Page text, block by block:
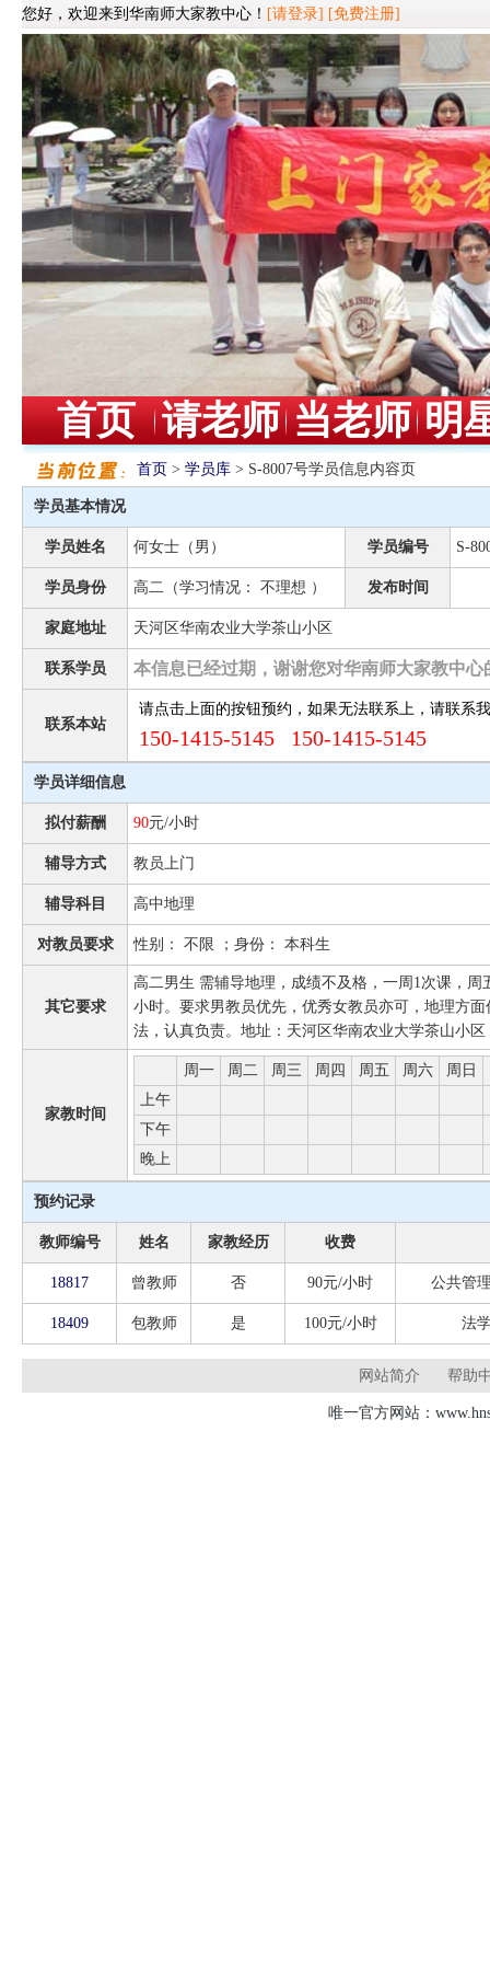
您好，欢迎来到华南师大家教中心！ [请登录] [免费注册]
首页 请老师 当老师 明
首页 > 学员库 > S-8007号学员信息内容页
学员基本情况
学员姓名 何女士（男） 学员编号 S-
学员身份 高二（学习情况： 不理想 ） 发布时间
家庭地址 天河区华南农业大学茶山小区
联系学员 本信息已经过期，谢谢您对华南师大家教中心
联系本站
请点击上面的按钮预约，如果无法联系上，请联系
150-1415-5145 150-1415-5145
学员详细信息
拟付薪酬 90元/小时
辅导方式 教员上门
辅导科目 高中地理
对教员要求 性别： 不限 ；身份： 本科生
其它要求
高二男生 需辅导地理，成绩不及格，一周1次课，周
小时。要求男教员优先，优秀女教员亦可，地理方
法，认真负责。地址：天河区华南农业大学茶山小区
家教时间
周一 周二 周三 周四 周五 周六 周日
上午
下午
晚上
预约记录
教师编号 姓名 家教经历 收费
18817 曾教师 否 90元/小时 公共管
18409 包教师 是 100元/小时 法
网站简介 帮助
唯一官方网站：